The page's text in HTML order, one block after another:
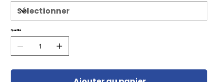
Quantité